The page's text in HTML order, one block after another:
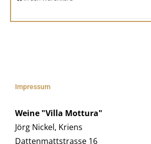
Impressum
Weine "Villa Mottura"
Jörg Nickel, Kriens
Dattenmattstrasse 16